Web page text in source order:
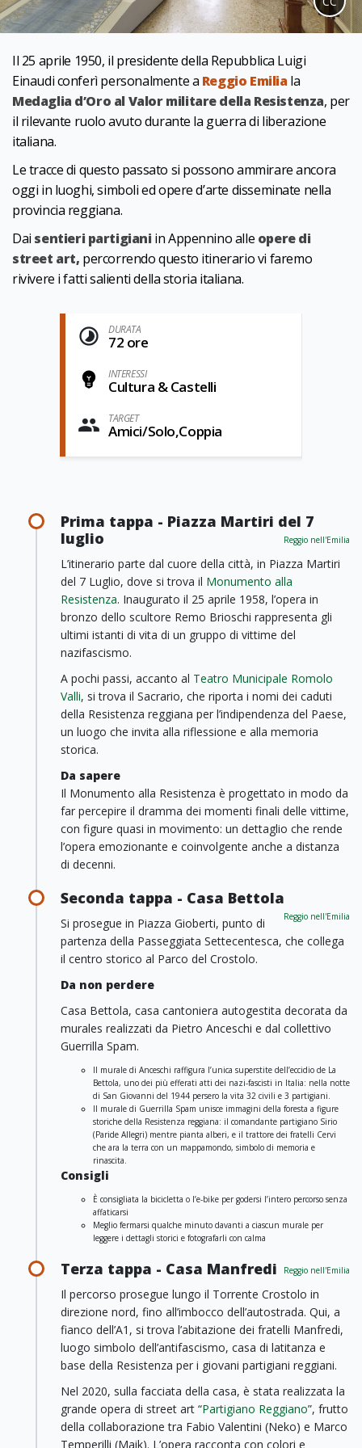
Il 25 aprile 1950, il presidente della Repubblica Luigi
Einaudi conferì personalmente a Reggio Emiliala
Medaglia d’Oro al Valor militare della Resistenza, per
il rilevante ruolo avuto durante la guerra di liberazione
italiana.
Le tracce di questo passato si possono ammirare ancora
oggi in luoghi, simboli ed opere d’arte disseminate nella
provincia reggiana.
Dai sentieri partigiani in Appennino alle opere di
street art, percorrendo questo itinerario vi faremo
rivivere i fatti salienti della storia italiana.
DURATA
72 ore
INTERESSI
Cultura & Castelli
TARGET
Amici/Solo,Coppia
Prima tappa - Piazza Martiri del 7
luglio
Reggio nell'Emilia
L’itinerario parte dal cuore della città, in Piazza Martiri
del 7 Luglio, dove si trova il Monumento alla
Resistenza. Inaugurato il 25 aprile 1958, l’opera in
bronzo dello scultore Remo Brioschi rappresenta gli
ultimi istanti di vita di un gruppo di vittime del
nazifascismo.
A pochi passi, accanto al Teatro Municipale Romolo
Valli, si trova il Sacrario, che riporta i nomi dei caduti
della Resistenza reggiana per l’indipendenza del Paese,
un luogo che invita alla riflessione e alla memoria
storica.
Da sapere
Il Monumento alla Resistenza è progettato in modo da
far percepire il dramma dei momenti finali delle vittime,
con figure quasi in movimento: un dettaglio che rende
l’opera emozionante e coinvolgente anche a distanza
di decenni.
Seconda tappa - Casa Bettola
Reggio nell'Emilia
Si prosegue in Piazza Gioberti, punto di
partenza della Passeggiata Settecentesca, che collega
il centro storico al Parco del Crostolo.
Da non perdere
Casa Bettola, casa cantoniera autogestita decorata da
murales realizzati da Pietro Anceschi e dal collettivo
Guerrilla Spam.
Il murale di Anceschi raffigura l’unica superstite dell’eccidio de La
Bettola, uno dei più efferati atti dei nazi-fascisti in Italia: nella notte
di San Giovanni del 1944 persero la vita 32 civili e 3 partigiani.
Il murale di Guerrilla Spam unisce immagini della foresta a figure
storiche della Resistenza reggiana: il comandante partigiano Sirio
(Paride Allegri) mentre pianta alberi, e il trattore dei fratelli Cervi
che ara la terra con un mappamondo, simbolo di memoria e
rinascita.
Consigli
È consigliata la bicicletta o l’e-bike per godersi l’intero percorso senza
affaticarsi
Meglio fermarsi qualche minuto davanti a ciascun murale per
leggere i dettagli storici e fotografarli con calma
Terza tappa - Casa Manfredi Reggio nell'Emilia
Il percorso prosegue lungo il Torrente Crostolo in
direzione nord, fino all’imbocco dell’autostrada. Qui, a
fianco dell’A1, si trova l’abitazione dei fratelli Manfredi,
luogo simbolo dell’antifascismo, casa di latitanza e
base della Resistenza per i giovani partigiani reggiani.
Nel 2020, sulla facciata della casa, è stata realizzata la
grande opera di street art “Partigiano Reggiano”, frutto
della collaborazione tra Fabio Valentini (Neko) e Marco
Temperilli (Maik). L’opera racconta con colori e